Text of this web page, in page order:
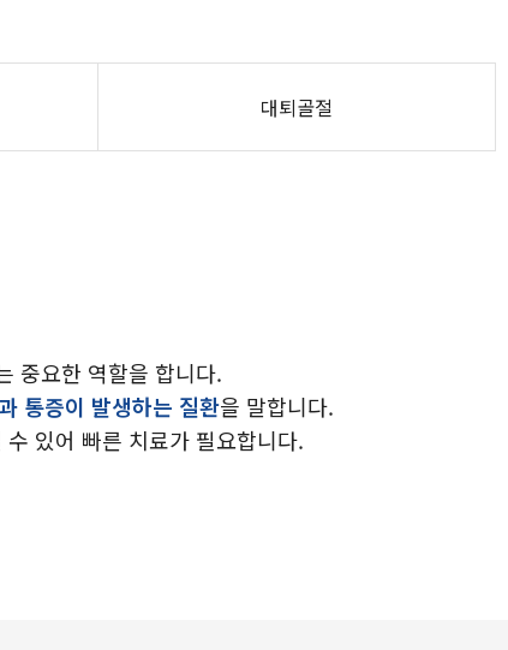
대퇴골절
중요한 역할을 합니다.
통증이 발생하는 질환을 말합니다.
있어 빠른 치료가 필요합니다.